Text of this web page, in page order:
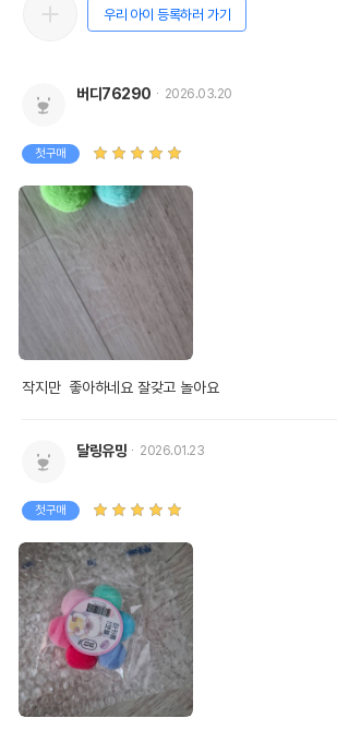
우리 아이 등록하러 가기
버디76290 2026.03.20
첫구매
작지만  좋아하네요 잘갖고 놀아요
달링유밍 2026.01.23
첫구매